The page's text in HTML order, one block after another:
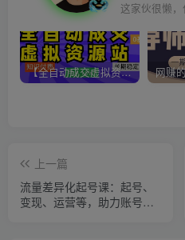
这家伙很懒
【全自动成交虚拟资源站】站长唯一陪跑项目！月入10W+~长期稳定~
上一篇
流量差异化起号课：起号、
变现、运营等，助力账号快